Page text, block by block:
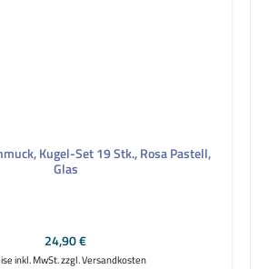
Kugel-Set 19 Stk., Rosa Pastell,
Glas
Regulärer Preis:
24,90 €
inkl. MwSt. zzgl. Versandkosten